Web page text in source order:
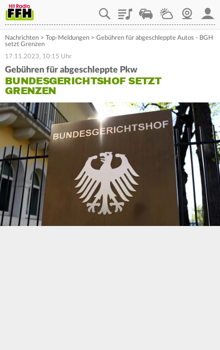
PlaylistStaupilotWetterWebcam
Nachrichten > Top-Meldungen > Gebühren für abgeschleppte Autos - BGH
setzt Grenzen
17.11.2023, 10:15 Uhr
Gebühren für abgeschleppte Pkw
BUNDESGERICHTSHOF SETZT
GRENZEN